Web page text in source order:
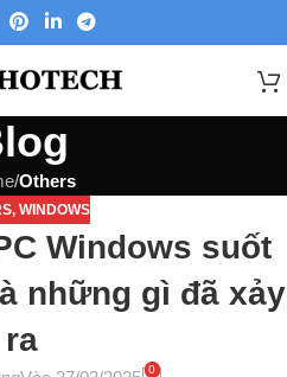
/Others
, WINDOWS
Windows suốt
những gì đã xảy
ra
0